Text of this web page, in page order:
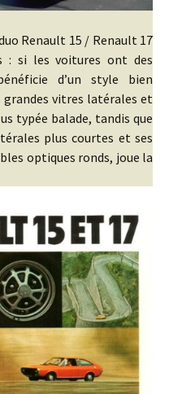
Renault 15 / Renault 17
: si les voitures ont des
d’un style bien
grandes vitres latérales et
typée balade, tandis que
plus courtes et ses
optiques ronds, joue la